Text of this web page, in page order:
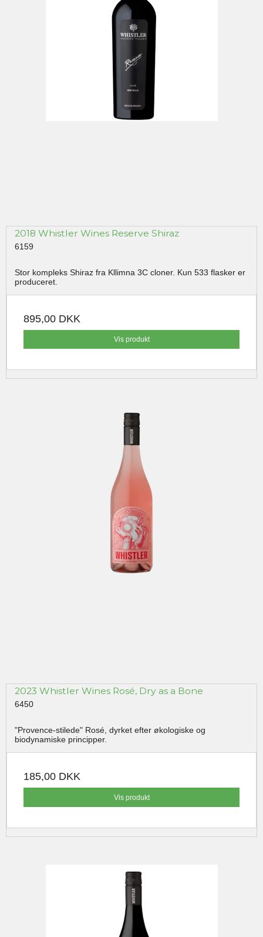
2018 Whistler Wines Reserve Shiraz
6159
Stor kompleks Shiraz fra Kllimna 3C cloner. Kun 533 flasker er
produceret.
895,00 DKK
Vis produkt
2023 Whistler Wines Rosé, Dry as a Bone
6450
"Provence-stilede" Rosé, dyrket efter økologiske og
biodynamiske principper.
185,00 DKK
Vis produkt